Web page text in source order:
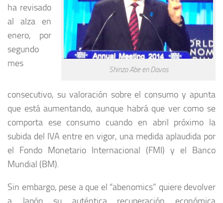
Shinzo Abe en Davos
ha revisado
al alza en
enero, por
segundo
mes
consecutivo, su valoración sobre el consumo y apunta
que está aumentando, aunque habrá que ver como se
comporta ese consumo cuando en abril próximo la
subida del IVA entre en vigor, una medida aplaudida por
el Fondo Monetario Internacional (FMI) y el Banco
Mundial (BM).
Sin embargo, pese a que el “abenomics” quiere devolver